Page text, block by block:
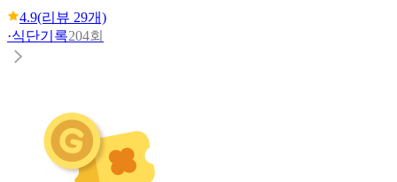
4.9(리뷰 29개)
·식단기록204회